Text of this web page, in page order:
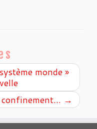
monde »
confinement… →